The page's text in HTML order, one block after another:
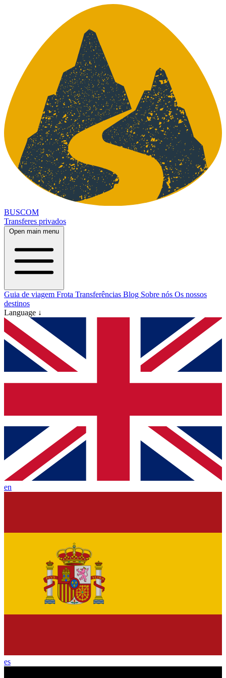
BUSCOM
Transferes privados
Open main menu
Guia de viagem Frota Transferências Blog Sobre nós Os nossos
destinos
Language ↓
en
es